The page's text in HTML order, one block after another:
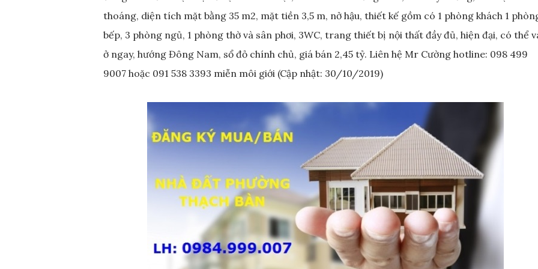
thoáng, diện tích mặt bằng 35 m2, mặt tiền 3,5 m, nở hậu, thiết kế gồm có 1 phòng khách 1
bếp, 3 phòng ngủ, 1 phòng thờ và sân phơi, 3WC, trang thiết bị nội thất đầy đủ, hiện đại, có thể
ở ngay, hướng Đông Nam, sổ đỏ chính chủ, giá bán 2,45 tỷ. Liên hệ Mr Cường hotline: 098 499
9007 hoặc 091 538 3393 miễn môi giới (Cập nhật: 30/10/2019)